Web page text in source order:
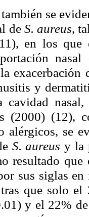
se
de S. aureus,
en los que
exacerbación
y
cavidad
(2000) (12),
alérgicos, se
S. aureusy la
resultado
sus siglas
que solo el
y el 22%